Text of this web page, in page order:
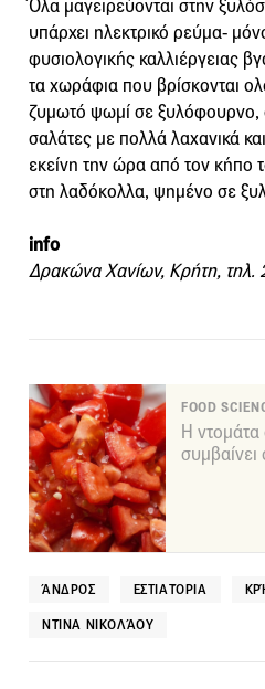
Όλα μαγειρεύονται στην
υπάρχει ηλεκτρικό ρεύμα-
φυσιολογικής καλλιέργειας
τα χωράφια που βρίσκονται
ζυμωτό ψωμί σε ξυλόφουρνο,
σαλάτες με πολλά λαχανικά
εκείνη την ώρα από τον κήπο
στη λαδόκολλα, ψημένο σε
info
Δρακώνα Χανίων, Κρήτη, τηλ.
FOOD
Η ντομάτα
συμβαίνει
ΆΝΔΡΟΣ ΕΣΤΙΑΤΌΡΙΑ
ΝΤΊΝΑ ΝΙΚΟΛΆΟΥ